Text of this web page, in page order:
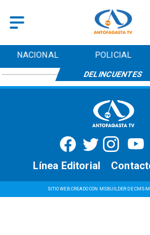
NACIONAL POLICIAL
DELINCUENTES
SITIO WEB CREADO CON MSBUILDER DE CMS-
Línea Editorial